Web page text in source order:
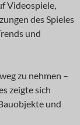
Videospiele,
des Spieles
und
zu nehmen –
zeigte sich
und